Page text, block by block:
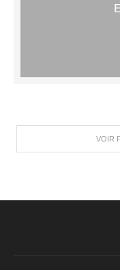
VOIR